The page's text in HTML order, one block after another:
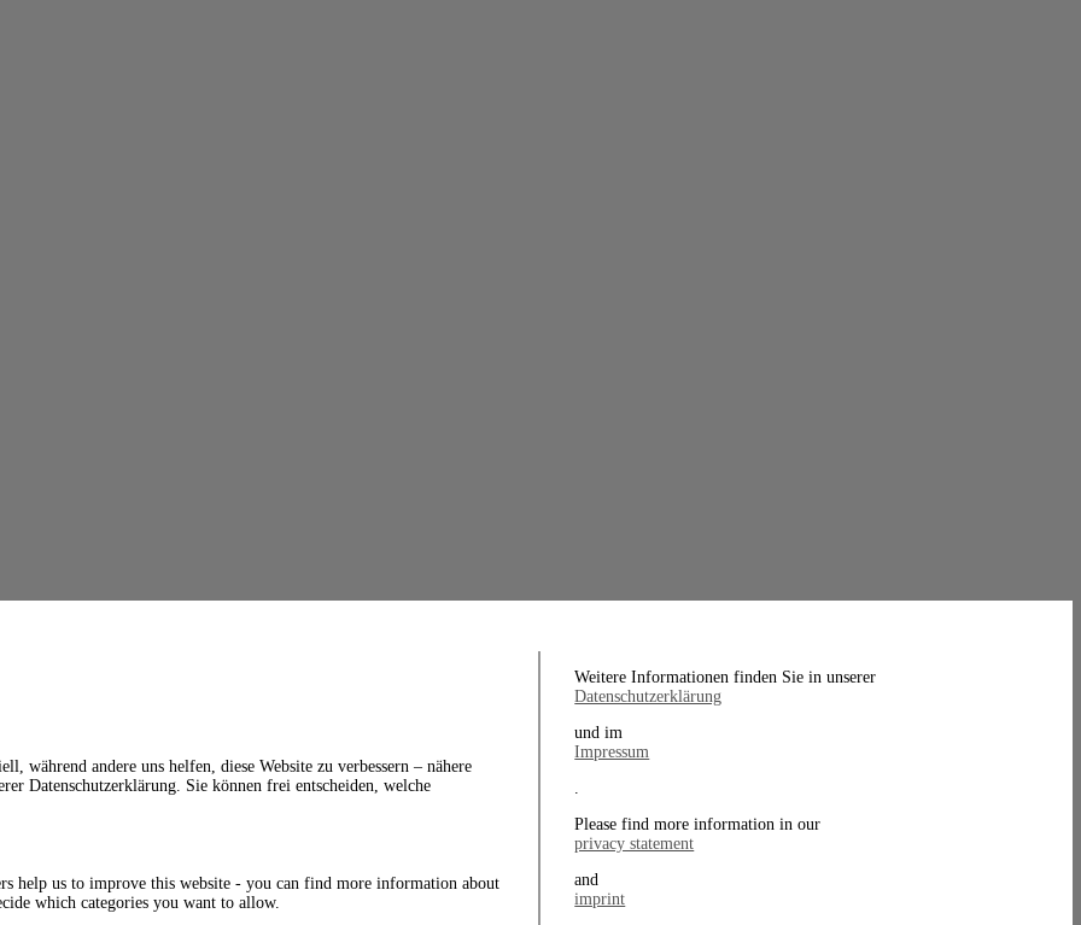
während andere uns helfen, diese Website zu verbessern – nähere
Datenschutzerklärung. Sie können frei entscheiden, welche
help us to improve this website - you can find more information about
which categories you want to allow.
Weitere Informationen finden Sie in unserer
Datenschutzerklärung
und im
Impressum
.
Please find more information in our
privacy statement
and
imprint